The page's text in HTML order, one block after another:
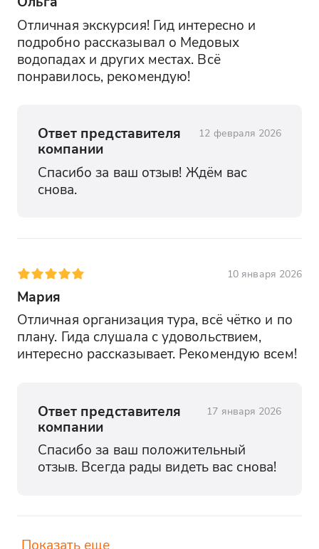
Отличная экскурсия! Гид интересно и
подробно рассказывал о Медовых
водопадах и других местах. Всё
понравилось, рекомендую!
Ответ представителя
компании
12 февраля 2026
Спасибо за ваш отзыв! Ждём вас
снова.
10 января 2026
Мария
Отличная организация тура, всё чётко и по
плану. Гида слушала с удовольствием,
интересно рассказывает. Рекомендую всем!
Ответ представителя
компании
17 января 2026
Спасибо за ваш положительный
отзыв. Всегда рады видеть вас снова!
Показать еще